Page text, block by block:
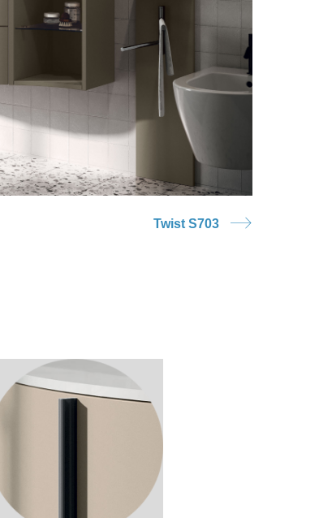
Twist S703